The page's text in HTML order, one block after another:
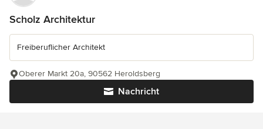
Scholz Architektur
Freiberuflicher Architekt
Nachricht
Oberer Markt 20a, 90562 Heroldsberg